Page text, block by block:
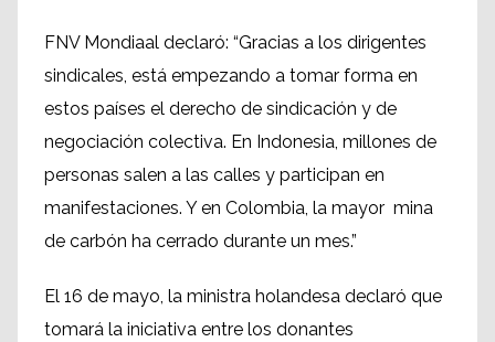
FNV Mondiaal declaró: “Gracias a los dirigentes
sindicales, está empezando a tomar forma en
estos países el derecho de sindicación y de
negociación colectiva. En Indonesia, millones de
personas salen a las calles y participan en
manifestaciones. Y en Colombia, la mayor mina
de carbón ha cerrado durante un mes.”
El 16 de mayo, la ministra holandesa declaró que
tomará la iniciativa entre los donantes